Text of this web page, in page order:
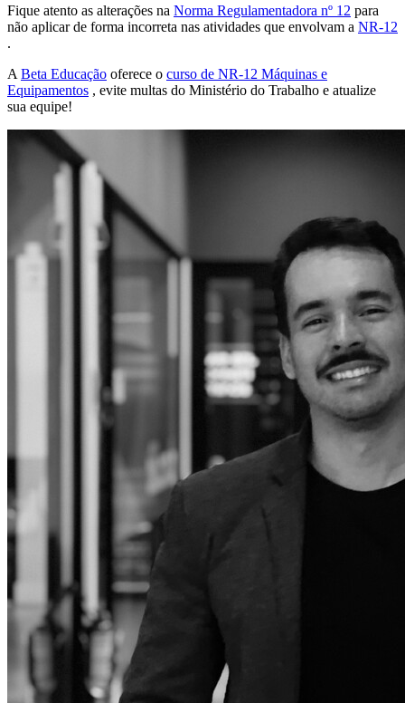
Fique atento as alterações na Norma Regulamentadora nº 12 para
não aplicar de forma incorreta nas atividades que envolvam a NR-12
.
ABeta Educação oferece o curso de NR-12 Máquinas e
Equipamentos , evite multas do Ministério do Trabalho e atualize
sua equipe!